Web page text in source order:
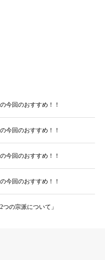
今回のおすすめ！！
今回のおすすめ！！
今回のおすすめ！！
今回のおすすめ！！
の宗派について」